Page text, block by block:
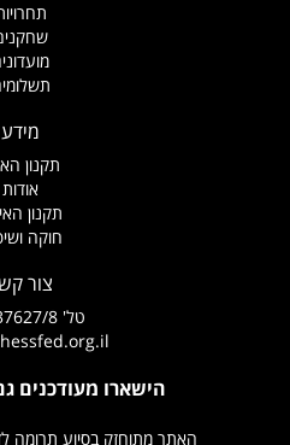
מידע
תקנון
אודות
תקנון
חוקה
צור
טל' 036437627/8
הישארו מעודכנים
האתר מתוחזק בסיוע תרומה